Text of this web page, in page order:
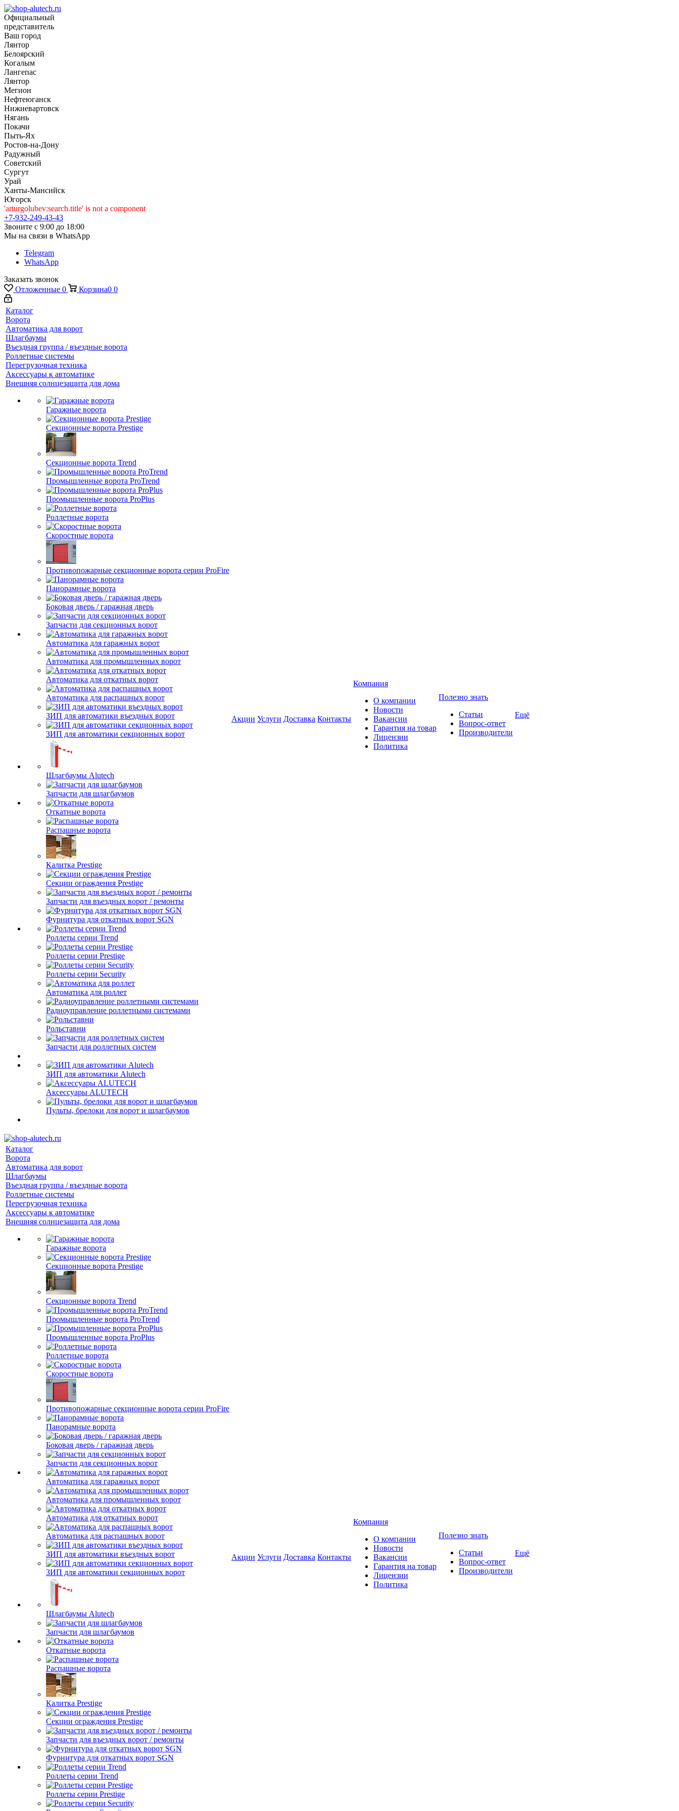
Официальный
представитель
Ваш город
Лянтор
Белоярский
Когалым
Лангепас
Лянтор
Мегион
Нефтеюганск
Нижневартовск
Нягань
Покачи
Пыть-Ях
Рoстов-на-Дону
Радужный
Советский
Сургут
Урай
Ханты-Мансийск
Югорск
'arturgolubev:search.title' is not a component
+7-932-249-43-43
Звоните с 9:00 до 18:00
Мы на связи в WhatsApp
Telegram
WhatsApp
Заказать звонок
Отложенные 0 Корзина0 0
Каталог
Ворота
Автоматика для ворот
Шлагбаумы
Въездная группа / въездные ворота
Роллетные системы
Перегрузочная техника
Аксессуары к автоматике
Внешняя солнцезащита для дома
Гаражные ворота
Секционные ворота Prestige
Секционные ворота Trend
Промышленные ворота ProTrend
Промышленные ворота ProPlus
Роллетные ворота
Скоростные ворота
Противопожарные секционные ворота серии ProFire
Панорамные ворота
Боковая дверь / гаражная дверь
Запчасти для секционных ворот
Автоматика для гаражных ворот
Автоматика для промышленных ворот
Автоматика для откатных ворот
Автоматика для распашных ворот
ЗИП для автоматики въездных ворот
ЗИП для автоматики секционных ворот
Шлагбаумы Alutech
Запчасти для шлагбаумов
Откатные ворота
Распашные ворота
Калитка Prestige
Секции ограждения Prestige
Запчасти для въездных ворот / ремонты
Фурнитура для откатных ворот SGN
Роллеты серии Trend
Роллеты серии Prestige
Роллеты серии Security
Автоматика для роллет
Радиоуправление роллетными системами
Рольставни
Запчасти для роллетных систем
ЗИП для автоматики Alutech
Аксессуары ALUTECH
Пульты, брелоки для ворот и шлагбаумов
Акции Услуги Доставка Контакты
Компания
О компании
Новости
Вакансии
Гарантия на товар
Лицензии
Политика
Полезно знать
Статьи
Вопрос-ответ
Производители
Ещё
Каталог
Ворота
Автоматика для ворот
Шлагбаумы
Въездная группа / въездные ворота
Роллетные системы
Перегрузочная техника
Аксессуары к автоматике
Внешняя солнцезащита для дома
Гаражные ворота
Секционные ворота Prestige
Секционные ворота Trend
Промышленные ворота ProTrend
Промышленные ворота ProPlus
Роллетные ворота
Скоростные ворота
Противопожарные секционные ворота серии ProFire
Панорамные ворота
Боковая дверь / гаражная дверь
Запчасти для секционных ворот
Автоматика для гаражных ворот
Автоматика для промышленных ворот
Автоматика для откатных ворот
Автоматика для распашных ворот
ЗИП для автоматики въездных ворот
ЗИП для автоматики секционных ворот
Шлагбаумы Alutech
Запчасти для шлагбаумов
Откатные ворота
Распашные ворота
Калитка Prestige
Секции ограждения Prestige
Запчасти для въездных ворот / ремонты
Фурнитура для откатных ворот SGN
Роллеты серии Trend
Роллеты серии Prestige
Акции Услуги Доставка Контакты
Компания
О компании
Новости
Вакансии
Гарантия на товар
Лицензии
Политика
Полезно знать
Статьи
Вопрос-ответ
Производители
Ещё